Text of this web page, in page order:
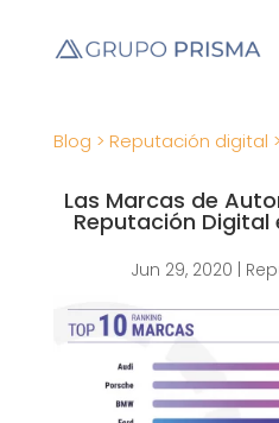
Blog > Reputación digital >
Las Marcas de
Reputación Digital
Jun 29, 2020